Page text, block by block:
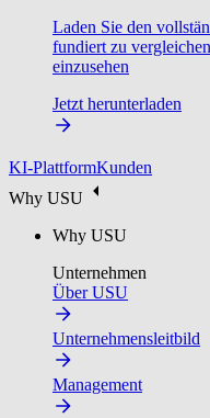
Laden Sie den
fundiert zu
einzusehen
Jetzt herunterladen
KI-PlattformKunden
Why USU
Why USU
Unternehmen
Über USU
Unternehmensleitbild
Management